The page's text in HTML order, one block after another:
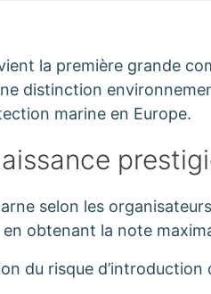
la première grande
distinction
marine en Europe.
selon les
en obtenant la note
du risque